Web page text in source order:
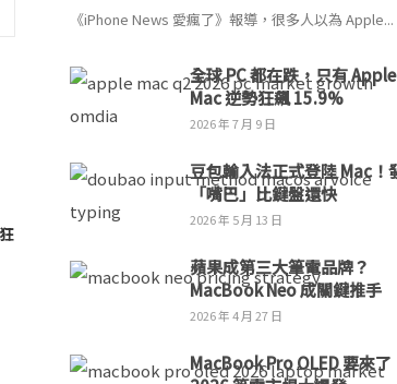
《iPhone News 愛瘋了》報導，很多人以為 Apple...
全球 PC 都在跌，只有 Apple
Mac 逆勢狂飆 15.9%
2026 年 7 月 9 日
豆包輸入法正式登陸 Mac！
「嘴巴」比鍵盤還快
2026 年 5 月 13 日
蘋果成第三大筆電品牌？
MacBook Neo 成關鍵推手
2026 年 4 月 27 日
MacBook Pro OLED 要來了